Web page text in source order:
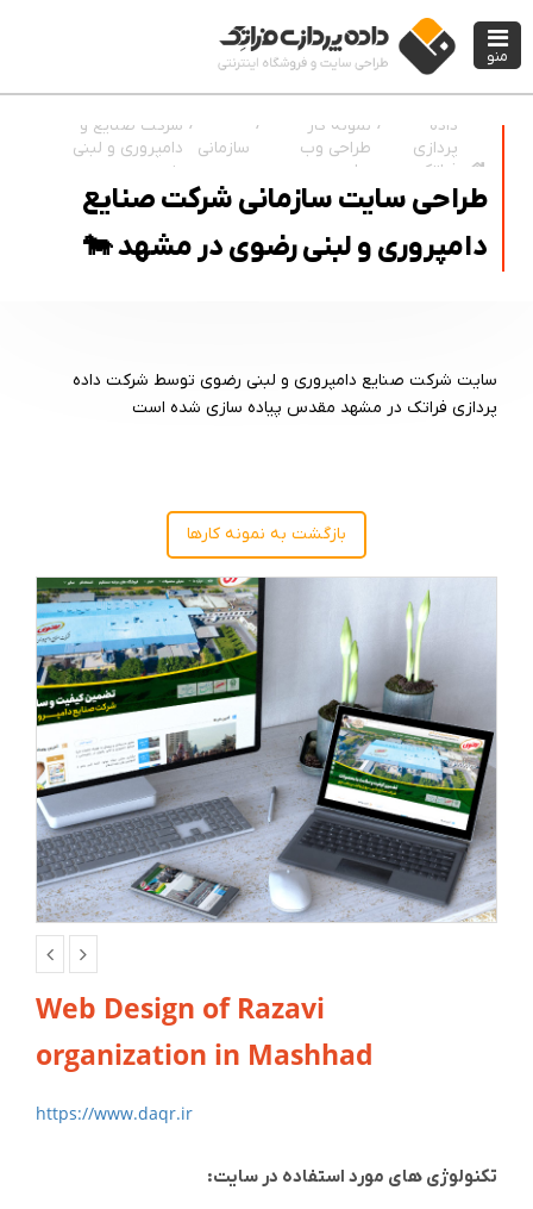
داده
پردازی
فراتک
نمونه کار
طراحی وب
سایت
سازمانی
شرکت صنایع و
دامپروری و لبنی
رضوی
طراحی سایت سازمانی شرکت صنایع
دامپروری و لبنی رضوی در مشهد 🐄
سایت شرکت صنایع دامپروری و لبنی رضوی توسط شرکت داده
پردازی فراتک در مشهد مقدس پیاده سازی شده است
بازگشت به نمونه کارها
Web Design of Razavi
organization in Mashhad
https://www.daqr.ir
تکنولوژی های مورد استفاده در سایت:
منو